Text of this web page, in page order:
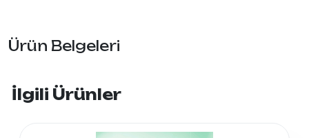
Ürün Belgeleri
İlgili Ürünler